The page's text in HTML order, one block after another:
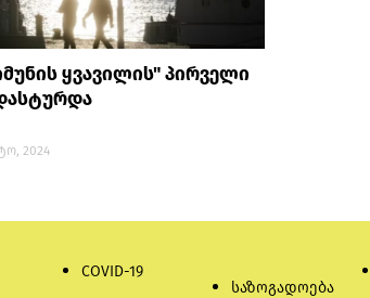
ყვავილის" პირველი
2024
COVID-19
საზოგადოება